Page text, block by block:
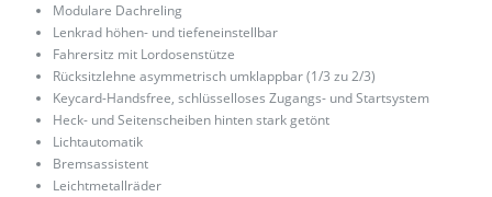
Modulare Dachreling
Lenkrad höhen- und tiefeneinstellbar
Fahrersitz mit Lordosenstütze
Rücksitzlehne asymmetrisch umklappbar (1/3 zu 2/3)
Keycard-Handsfree, schlüsselloses Zugangs- und Startsystem
Heck- und Seitenscheiben hinten stark getönt
Lichtautomatik
Bremsassistent
Leichtmetallräder